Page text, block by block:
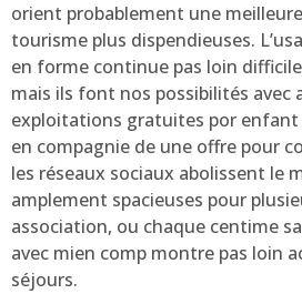
orient probablement une
tourisme plus dispendieuses.
en forme continue pas loin
mais ils font nos possibilités avec
exploitations gratuites por enfant
en compagnie de une offre pour
les réseaux sociaux abolissent le
amplement spacieuses pour
association, ou chaque centime
avec mien comp montre pas loin
séjours.